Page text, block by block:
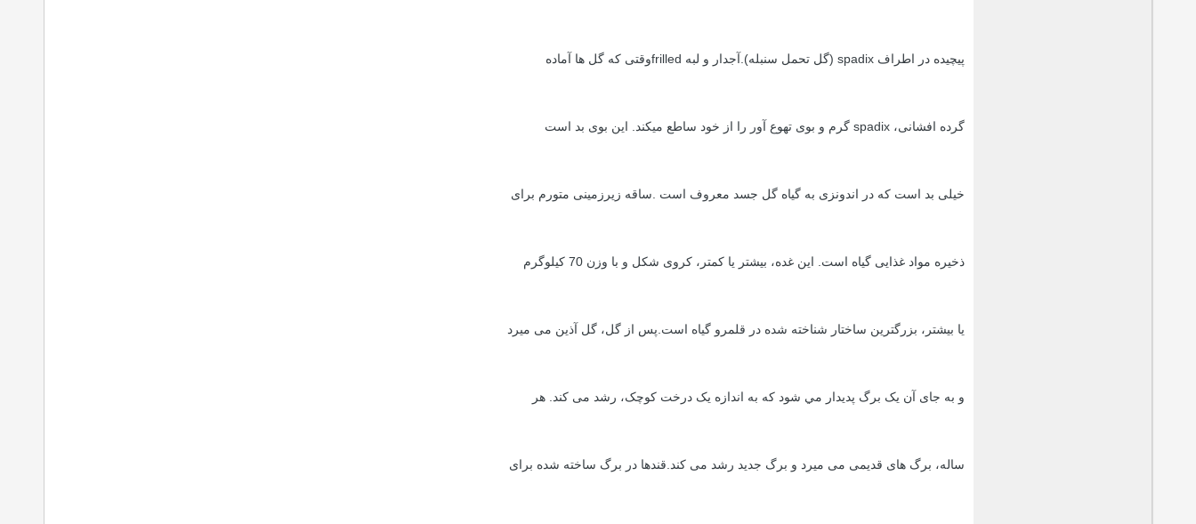
پیچیده در اطراف spadix (گل تحمل سنبله).آجدار و لبه frilledوقتی که گل ها آماده
گرده افشانی، spadix گرم و بوی تهوع آور را از خود ساطع میکند. این بوی بد است
خیلی بد است که در اندونزی به گیاه گل جسد معروف است .ساقه زیرزمینی متورم برای
ذخیره مواد غذایی گیاه است. این غده، بیشتر یا کمتر، کروی شکل و با وزن 70 کیلوگرم
یا بیشتر، بزرگترین ساختار شناخته شده در قلمرو گیاه است.پس از گل، گل آذین می میرد
و به جای آن یک برگ پدیدار مي شود كه به اندازه یک درخت کوچک، رشد می کند. هر
ساله، برگ های قدیمی می میرد و برگ جدید رشد می کند.قندها در برگ ساخته شده برای